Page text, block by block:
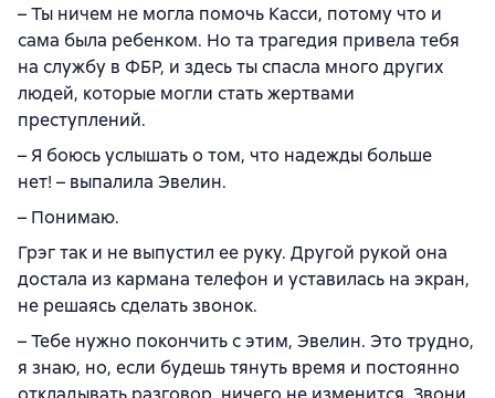
– Ты ничем не могла помочь Касси, потому что и
сама была ребенком. Но та трагедия привела тебя
на службу в ФБР, и здесь ты спасла много других
людей, которые могли стать жертвами
преступлений.
– Я боюсь услышать о том, что надежды больше
нет! – выпалила Эвелин.
– Понимаю.
Грэг так и не выпустил ее руку. Другой рукой она
достала из кармана телефон и уставилась на экран,
не решаясь сделать звонок.
– Тебе нужно покончить с этим, Эвелин. Это трудно,
я знаю, но, если будешь тянуть время и постоянно